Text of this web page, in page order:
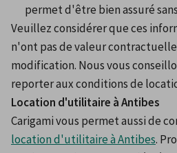
permet d'être bien assuré
Veuillez considérer que ces
n'ont pas de valeur
modification. Nous vous
reporter aux conditions de
Location d'utilitaire à Antibes
location d'utilitaire à Antibes.